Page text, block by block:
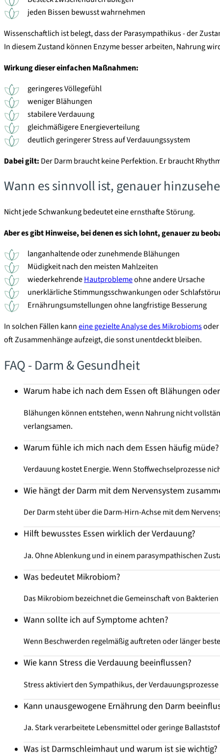
jeden Bissen bewusst wahrnehmen
Wissenschaftlich ist belegt, dass der Parasympathikus - der
In diesem Zustand können Enzyme besser arbeiten, Nahrung
Wirkung dieser einfachen Maßnahmen:
geringeres Völlegefühl
weniger Blähungen
stabilere Verdauung
gleichmäßigere Energieverteilung
deutlich geringerer Stress auf Verdauungssystem
Dabei gilt: Der Darm braucht keine Perfektion. Er braucht
Wann es sinnvoll ist, genauer
Nicht jede Schwankung bedeutet eine ernsthafte Störung.
Aber es gibt Hinweise, bei denen es sich lohnt, genauer zu
langanhaltende oder zunehmende Blähungen
Müdigkeit nach den meisten Mahlzeiten
wiederkehrendeHautproblemeohne andere Ursache
unerklärliche Stimmungsschwankungen oder
Ernährungsumstellungen ohne langfristige Besserung
In solchen Fällen kanneine gezielte Analyse des Mikrobioms
oft Zusammenhänge aufzeigt, die sonst unentdeckt bleiben.
FAQ - Darm & Gesundheit
Warum habe ich nach dem Essen oft Blähungen
Blähungen können entstehen, wenn Nahrung nicht
verlangsamen.
Warum fühle ich mich nach dem Essen häufig müde?
Verdauung kostet Energie. Wenn Stoffwechselprozesse
Wie hängt der Darm mit dem Nervensystem
Der Darm steht über die Darm-Hirn-Achse mit dem
Hilft bewusstes Essen wirklich der Verdauung?
Ja. Ohne Ablenkung und in einem parasympathischen
Was bedeutet Mikrobiom?
Das Mikrobiom bezeichnet die Gemeinschaft von
Wann sollte ich auf Symptome achten?
Wenn Beschwerden regelmäßig auftreten oder länger
Wie kann Stress die Verdauung beeinflussen?
Stress aktiviert den Sympathikus, der
Kann unausgewogene Ernährung den Darm
Ja. Stark verarbeitete Lebensmittel oder geringe
Was ist Darmschleimhaut und warum ist sie wichtig?